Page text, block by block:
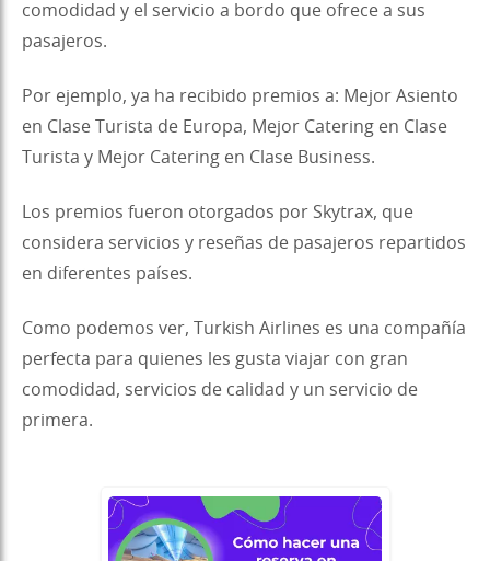
comodidad y el servicio a bordo que ofrece a sus
pasajeros.
Por ejemplo, ya ha recibido premios a: Mejor Asiento
en Clase Turista de Europa, Mejor Catering en Clase
Turista y Mejor Catering en Clase Business.
Los premios fueron otorgados por Skytrax, que
considera servicios y reseñas de pasajeros repartidos
en diferentes países.
Como podemos ver, Turkish Airlines es una compañía
perfecta para quienes les gusta viajar con gran
comodidad, servicios de calidad y un servicio de
primera.